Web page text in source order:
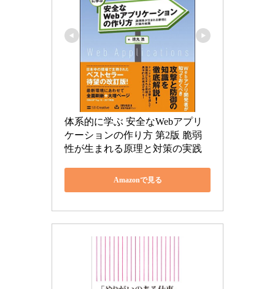
体系的に学ぶ 安全なWebアプリ
ケーションの作り方 第2版 脆弱
性が生まれる原理と対策の実践
Amazonで見る